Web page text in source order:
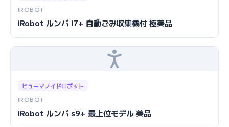
IROBOT
iRobot ルンバ i7+ 自動ごみ収集機付 極美品
ヒューマノイドロボット
IROBOT
iRobot ルンバ s9+ 最上位モデル 美品